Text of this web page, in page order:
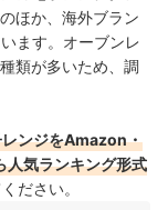
ほか、海外ブラン
ます。オーブンレ
類が多いため、調
ンジをAmazon・
気ランキング形式
ださい。